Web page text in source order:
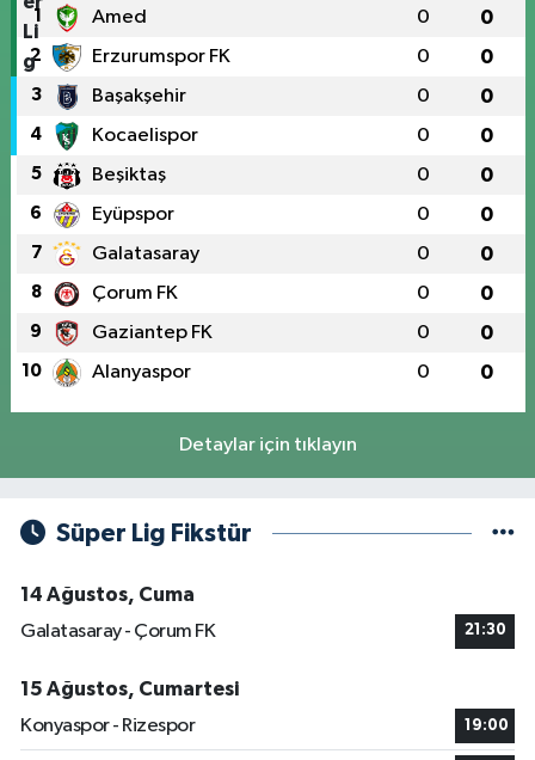
1 Amed 0 0
2 Erzurumspor FK 0 0
3 Başakşehir 0 0
4 Kocaelispor 0 0
5 Beşiktaş 0 0
6 Eyüpspor 0 0
7 Galatasaray 0 0
8 Çorum FK 0 0
9 Gaziantep FK 0 0
10 Alanyaspor 0 0
Detaylar için tıklayın
Süper Lig Fikstür
14 Ağustos, Cuma
Galatasaray - Çorum FK
21:30
15 Ağustos, Cumartesi
Konyaspor - Rizespor
19:00